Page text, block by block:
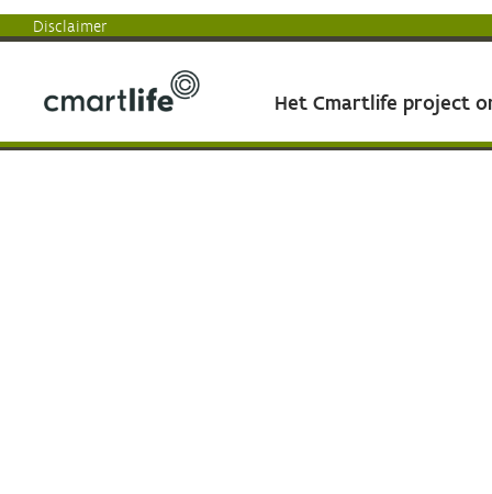
Disclaimer
Het Cmartlife project